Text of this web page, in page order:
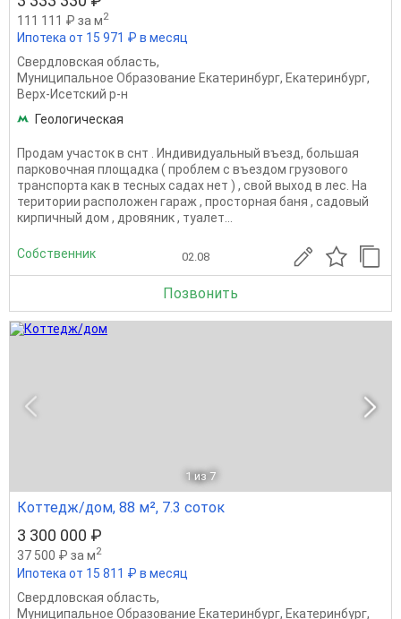
111 111 ₽ за м2
Ипотека от 15 971 ₽ в месяц
Свердловская область,
Муниципальное Образование Екатеринбург, Екатеринбург,
Верх-Исетский р-н
Геологическая
Продам участок в снт . Индивидуальный въезд, большая
парковочная площадка ( проблем с въездом грузового
транспорта как в тесных садах нет ) , свой выход в лес. На
територии расположен гараж , просторная баня , садовый
кирпичный дом , дровяник , туалет...
Собственник 02.08
Позвонить
1 из 7
Коттедж/дом, 88 м², 7.3 соток
3 300 000 ₽
37 500 ₽ за м2
Ипотека от 15 811 ₽ в месяц
Свердловская область,
Муниципальное Образование Екатеринбург, Екатеринбург,